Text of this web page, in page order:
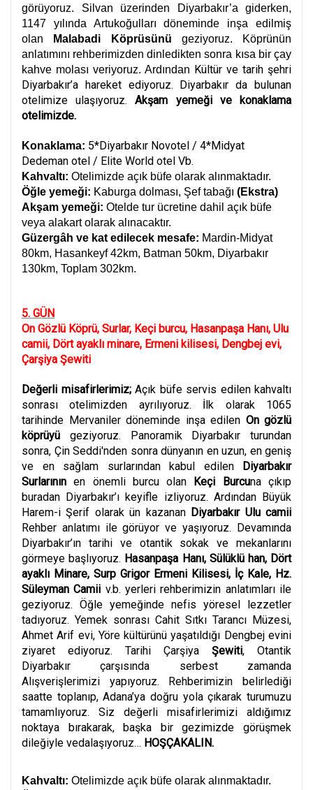
görüyoruz. Silvan üzerinden Diyarbakır’a giderken,
1147 yılında Artukoğulları döneminde inşa edilmiş
olan
Malabadi Köprüsünü geziyoruz.
Köprünün
anlatımını rehberimizden dinledikten sonra kısa bir çay
kahve molası veriyoruz. Ardından Kültür ve tarih şehri
Diyarbakır’a hareket ediyoruz. Diyarbakır da bulunan
otelimize ulaşıyoruz.Akşam yemeği ve konaklama
otelimizde.
Konaklama: 5*Diyarbakır Novotel / 4*Midyat
Dedeman otel / Elite World otel Vb.
Kahvaltı: Otelimizde açık büfe olarak alınmaktadır.
Öğle yemeği: Kaburga dolması, Şef tabağı (Ekstra)
Akşam yemeği: Otelde tur ücretine dahil açık büfe
veya alakart olarak alınacaktır.
Güzergâh ve kat edilecek mesafe: Mardin-Midyat
80km, Hasankeyf 42km, Batman 50km, Diyarbakır
130km, Toplam 302km.
5. GÜN
On Gözlü Köprü, Surlar, Keçi burcu, Hasanpaşa Hanı, Ulu
camii, Dört ayaklı minare, Ermeni kilisesi, Dengbej evi,
Çarşiya Şewiti
Değerli misafirlerimiz;Açık büfe servis edilen kahvaltı
sonrası otelimizden ayrılıyoruz. İlk olarak 1065
tarihinde Mervaniler döneminde inşa edilen On gözlü
köprüyü geziyoruz. Panoramik Diyarbakır turundan
sonra, Çin Seddi'nden sonra dünyanın en uzun, en geniş
ve en sağlam surlarından kabul edilen
Diyarbakır
Surlarının en önemli burcu olan Keçi Burcuna çıkıp
buradan Diyarbakır’ı keyifle izliyoruz. Ardından Büyük
Harem-i Şerif olarak ün kazanan Diyarbakır Ulu camii
Rehber anlatımı ile görüyor ve yaşıyoruz. Devamında
Diyarbakır’ın tarihi ve otantik sokak ve mekanlarını
görmeye başlıyoruz. Hasanpaşa Hanı, Sülüklü han, Dört
ayaklı Minare, Surp Grigor Ermeni Kilisesi, İç Kale, Hz.
Süleyman Camii v.b. yerleri rehberimizin anlatımları ile
geziyoruz. Öğle yemeğinde nefis yöresel lezzetler
tadıyoruz. Yemek sonrası Cahit Sıtkı Tarancı Müzesi,
Ahmet Arif evi, Yöre kültürünü yaşatıldığı Dengbej evini
ziyaret ediyoruz. Tarihi Çarşiya Şewiti, Otantik
Diyarbakır çarşısında serbest zamanda
Alışverişlerimizi yapıyoruz. Rehberimizin belirlediği
saatte toplanıp, Adana’ya doğru yola çıkarak turumuzu
tamamlıyoruz. Siz değerli misafirlerimizi aldığımız
noktaya bırakarak, başka bir gezimizde görüşmek
dileğiyle vedalaşıyoruz… HOŞÇAKALIN.
Kahvaltı: Otelimizde açık büfe olarak alınmaktadır.